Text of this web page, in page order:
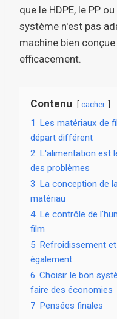
que le HDPE, le PP
système n'est pas
machine bien
efficacement.
Contenu cacher
1 Les matériaux de
départ différent
2 L'alimentation est
des problèmes
3 La conception de
matériau
4 Le contrôle de
film
5 Refroidissement
également
6 Choisir le bon
faire des économies
7 Pensées finales